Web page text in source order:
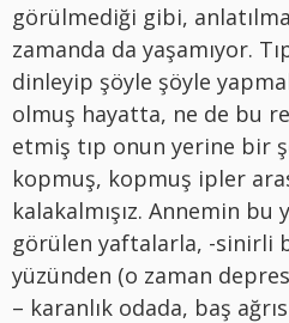
görülmediği gibi,
zamanda da yaşamıyor.
dinleyip şöyle şöyle
olmuş hayatta, ne de bu
etmiş tıp onun yerine bir
kopmuş, kopmuş ipler
kalakalmışız. Annemin bu
görülen yaftalarla, -sinirli
yüzünden (o zaman
– karanlık odada, baş